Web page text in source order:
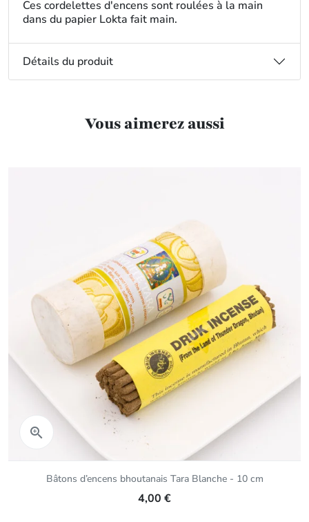
Ces cordelettes d'encens sont roulées à la main
dans du papier Lokta fait main.
Détails du produit
Vous aimerez aussi
 Aperçu rapide
Bâtons d’encens bhoutanais Tara Blanche - 10 cm
4,00 €